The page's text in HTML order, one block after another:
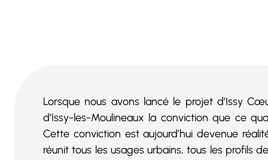
Lorsque nous avons lancé le projet d’Issy
d’Issy-les-Moulineaux la conviction que ce
Cette conviction est aujourd’hui devenue
réunit tous les usages urbains, tous les profils